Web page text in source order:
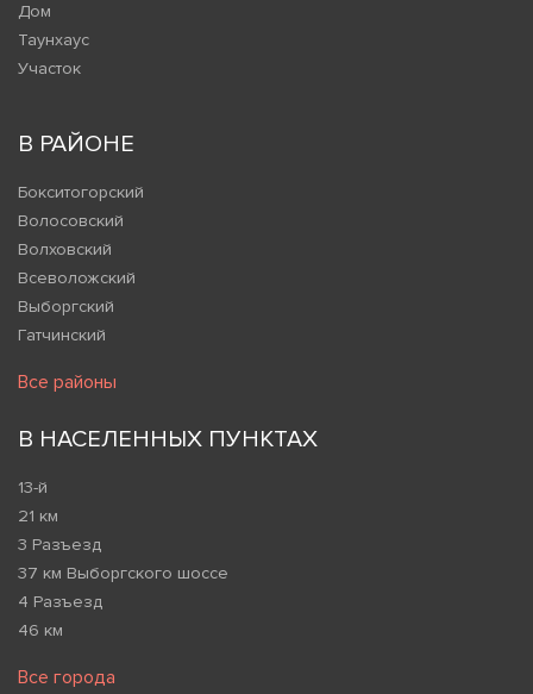
Дом
Таунхаус
Участок
В РАЙОНЕ
Бокситогорский
Волосовский
Волховский
Всеволожский
Выборгский
Гатчинский
Все районы
В НАСЕЛЕННЫХ ПУНКТАХ
13-й
21 км
3 Разъезд
37 км Выборгского шоссе
4 Разъезд
46 км
Все города